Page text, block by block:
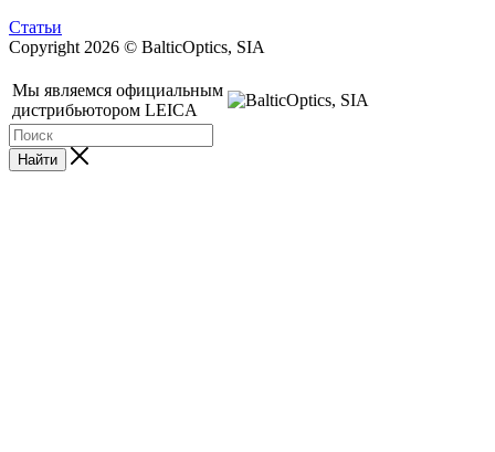
Статьи
Copyright 2026 © BalticOptics, SIA
Мы являемся официальным
дистрибьютором LEICA
Найти